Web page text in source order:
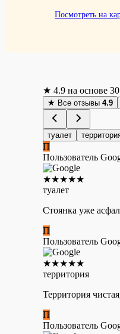
Посмотреть на
★ 4.9 на основе
★ Все отзывы 4.9
туалет
П
Пользователь
★★★★★
туалет
Стоянка уже
П
Пользователь
★★★★★
территория
Территория
П
Пользователь